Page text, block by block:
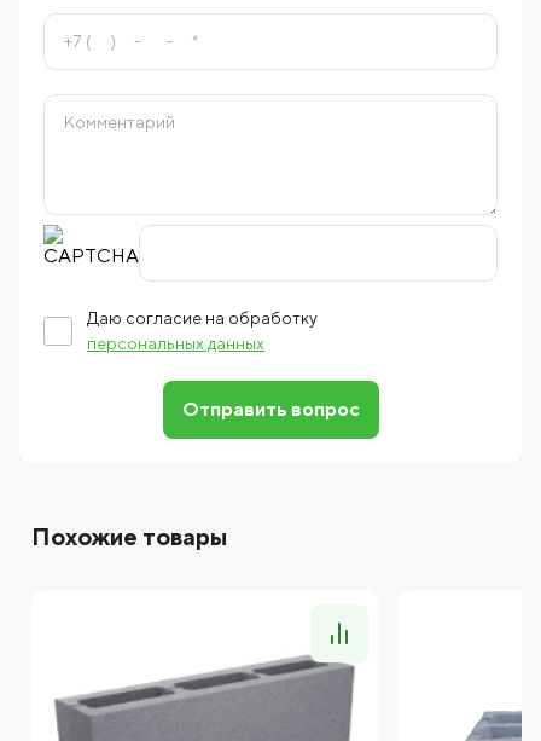
Даю согласие на обработку
персональных данных
Отправить вопрос
Похожие товары